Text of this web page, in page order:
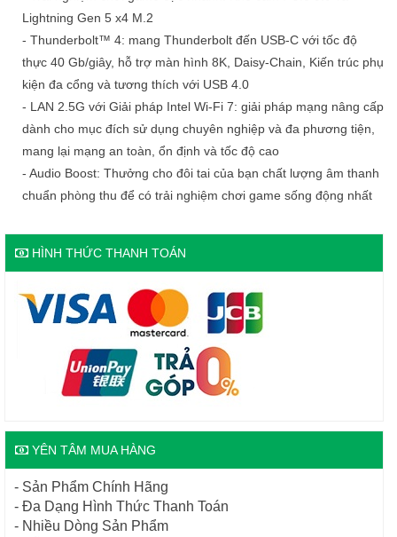
Lightning Gen 5 x4 M.2
- Thunderbolt™ 4: mang Thunderbolt đến USB-C với tốc độ
thực 40 Gb/giây, hỗ trợ màn hình 8K, Daisy-Chain, Kiến trúc phụ
kiện đa cổng và tương thích với USB 4.0
- LAN 2.5G với Giải pháp Intel Wi-Fi 7: giải pháp mạng nâng cấp
dành cho mục đích sử dụng chuyên nghiệp và đa phương tiện,
mang lại mạng an toàn, ổn định và tốc độ cao
- Audio Boost: Thưởng cho đôi tai của bạn chất lượng âm thanh
chuẩn phòng thu để có trải nghiệm chơi game sống động nhất
HÌNH THỨC THANH TOÁN
YÊN TÂM MUA HÀNG
- Sản Phẩm Chính Hãng
- Đa Dạng Hình Thức Thanh Toán
- Nhiều Dòng Sản Phẩm